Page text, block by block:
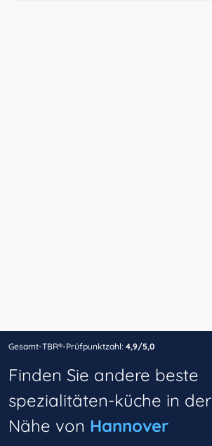
Gesamt-TBR®-Prüfpunktzahl: 4,9/5,0
Finden Sie andere beste
spezialitäten-küche in der
Nähe von Hannover